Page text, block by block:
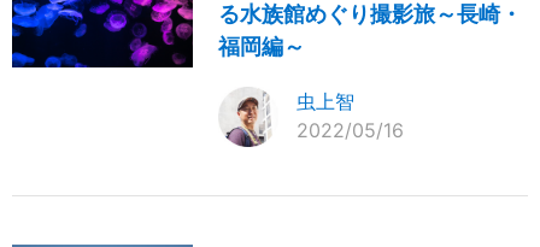
る水族館めぐり撮影旅～長崎・
福岡編～
虫上智
2022/05/16